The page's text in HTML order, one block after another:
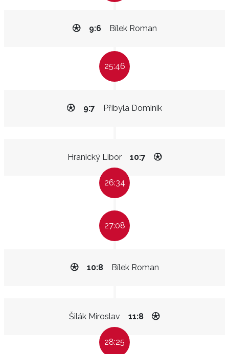
Bílek Roman
9:6
25:46
Přibyla Dominik
9:7
Hranický Libor 10:7
26:34
27:08
Bílek Roman
10:8
Šilák Miroslav 11:8
28:25